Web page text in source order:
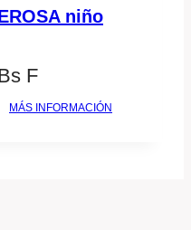
niño
F
MÁS INFORMACIÓN